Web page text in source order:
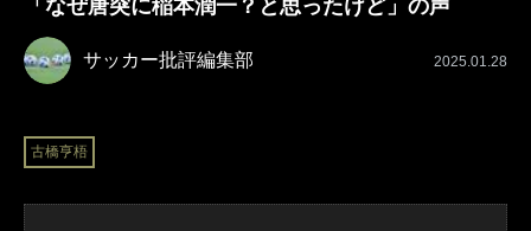
「なぜ唐突に稲本潤一？と思ったけど」の声
サッカー批評編集部 2025.01.28
古橋亨梧